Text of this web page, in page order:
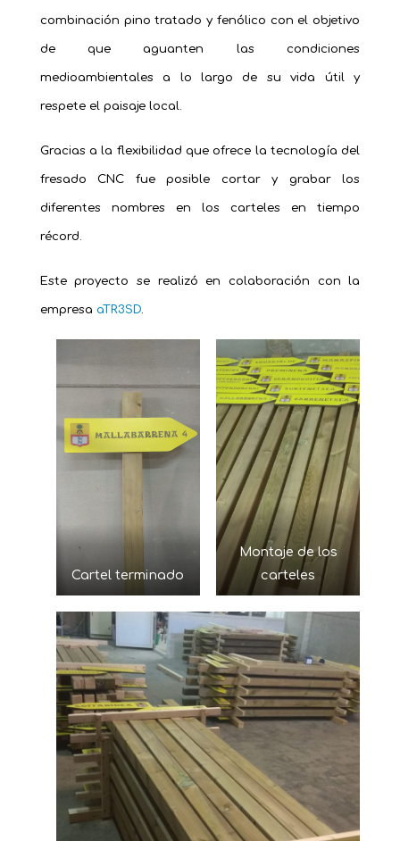
combinación pino tratado y fenólico con el objetivo
de que aguanten las condiciones
medioambientales a lo largo de su vida útil y
respete el paisaje local.
Gracias a la flexibilidad que ofrece la tecnología del
fresado CNC fue posible cortar y grabar los
diferentes nombres en los carteles en tiempo
récord.
Este proyecto se realizó en colaboración con la
empresa aTR3SD.
Cartel terminado
Montaje de los
carteles